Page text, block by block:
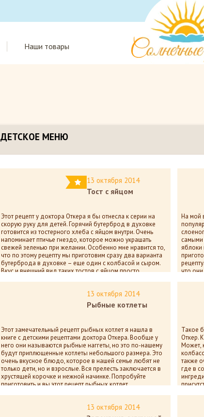
Наши товары
ДЕТСКОЕ МЕНЮ
13 октября 2014
Тост с яйцом
Этот рецепт у доктора Откера я бы отнесла к серии на
скорую руку для детей. Горячий бутерброд в духовке
готовится из тостерного хлеба с яйцом внутри. Очень
напоминает птичье гнездо, которое можно украшать
свежей зеленью при желании. Особенно мне нравится то,
что по этому рецепту мы приготовим сразу два варианта
бутерброда в духовке – еще один с колбасой и сыром.
Вкус и внешний вид таких тостов с яйцом просто
На мой
самыми
яблоки
что
13 октября 2014
Рыбные котлеты
Этот замечательный рецепт рыбных котлет я нашла в
книге с детскими рецептами доктора Откера. Вообще у
него они называются рыбные наггеты, но это по-нашему
будут приплющенные котлеты небольшого размера. Это
очень вкусное блюдо, которое в нашей семье любят не
только дети, но и взрослые. Вся прелесть заключается в
хрустящей корочке и нежной начинке. Попробуйте
приготовить и вы этот рецепт рыбных котлет.
пока нет комментариев
Такое
Откер.
Может,
также
где в
13 октября 2014